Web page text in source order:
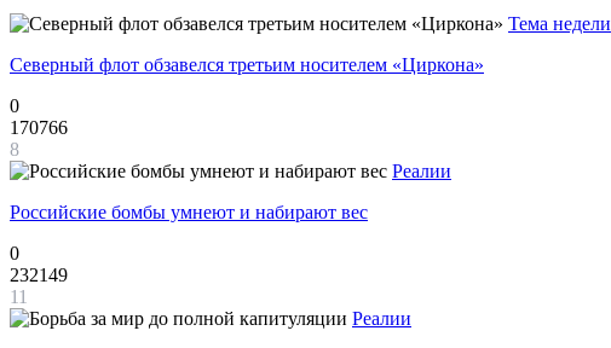
Тема недели
Северный флот обзавелся третьим носителем «Циркона»
0
170766
8
Реалии
Российские бомбы умнеют и набирают вес
0
232149
11
Реалии